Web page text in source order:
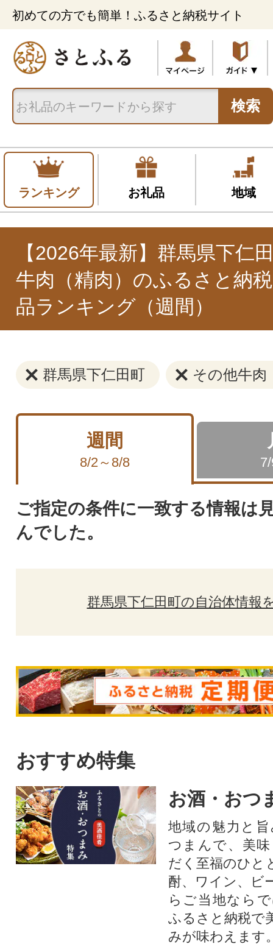
初めての方でも簡単！ふるさと納税サイト
検索
ランキング お礼品 地域
【2026年最新】群馬県下仁
牛肉（精肉）のふるさと納
品ランキング（週間）
群馬県下仁田町 その他牛肉
週間
8/2～8/8
ご指定の条件に一致する情報は
んでした。
群馬県下仁田町の自治体情報
おすすめ特集
お酒・おつ
地域の魅力と
つまんで、美
だく至福のひと
酎、ワイン、ビ
らご当地なら
ふるさと納税で
みが味わえます